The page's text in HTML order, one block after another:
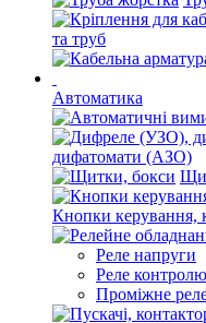
та труб
Автоматика
дифатомати (АЗО)
Кнопки керування,
Реле напруги
Реле
Проміжне